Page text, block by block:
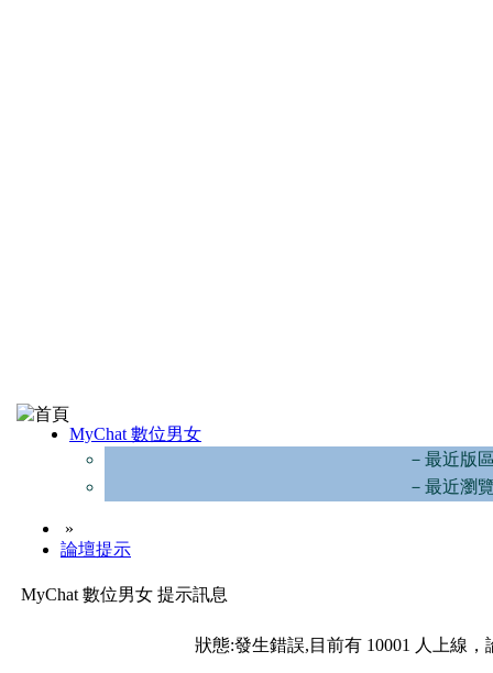
MyChat 數位男女
－最近版
－最近瀏
»
論壇提示
MyChat 數位男女 提示訊息
狀態:發生錯誤,目前有 10001 人上線